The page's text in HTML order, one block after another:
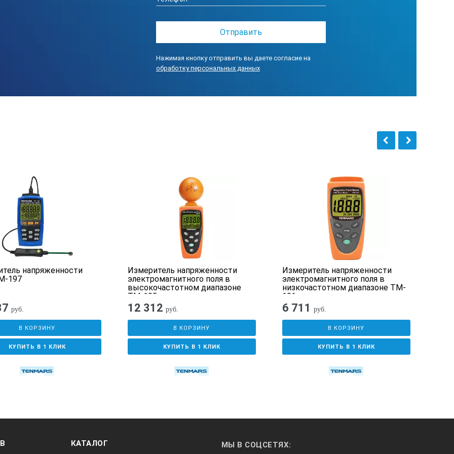
Около 0.4 секунд
ЖК дисплей отобразит “1”
63. 6*31*125. 8мм
Нажимая кнопку отправить вы даете согласие на
обработку персональных данных
напряженности
197
руб.
В КОРЗИНУ
КУПИТЬ В 1 КЛИК
Измеритель напряженности
электромагнитного поля в
высокочастотном диапазоне
TM-195
12 312 руб.
В КОРЗИНУ
КУПИТЬ В 1 КЛИК
Измеритель напряженности
электромагнитного поля в
низкочастотном диапазоне TM-
191
6 711 руб.
В КОРЗИНУ
КУПИТЬ В 1 КЛИК
КАТАЛОГ МЫ В СОЦСЕТЯХ: